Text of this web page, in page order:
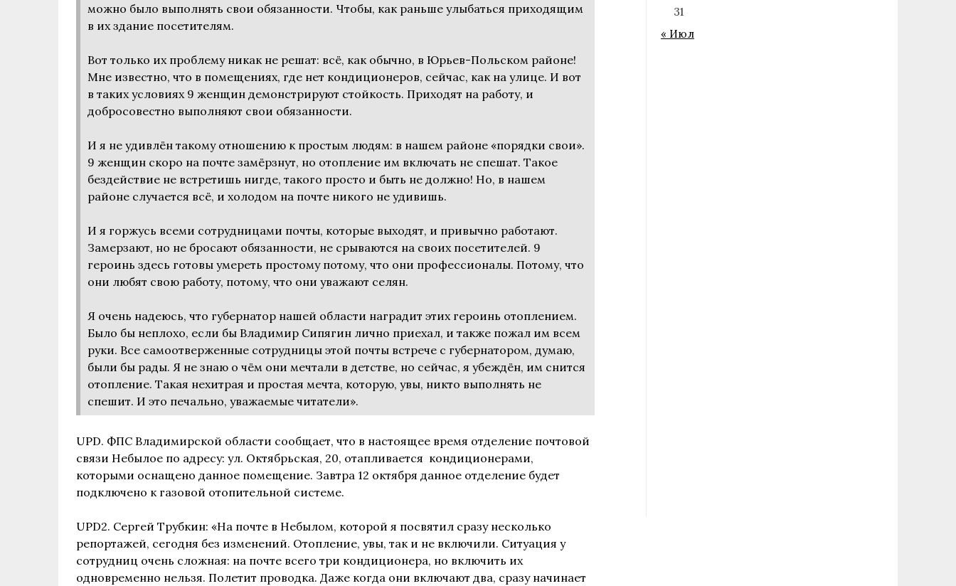
можно было выполнять свои обязанности. Чтобы, как раньше улыбаться приходящим
в их здание посетителям.
Вот только их проблему никак не решат: всё, как обычно, в Юрьев-Польском районе!
Мне известно, что в помещениях, где нет кондиционеров, сейчас, как на улице. И вот
в таких условиях 9 женщин демонстрируют стойкость. Приходят на работу, и
добросовестно выполняют свои обязанности.
И я не удивлён такому отношению к простым людям: в нашем районе «порядки свои».
9 женщин скоро на почте замёрзнут, но отопление им включать не спешат. Такое
бездействие не встретишь нигде, такого просто и быть не должно! Но, в нашем
районе случается всё, и холодом на почте никого не удивишь.
И я горжусь всеми сотрудницами почты, которые выходят, и привычно работают.
Замерзают, но не бросают обязанности, не срываются на своих посетителей. 9
героинь здесь готовы умереть простому потому, что они профессионалы. Потому, что
они любят свою работу, потому, что они уважают селян.
Я очень надеюсь, что губернатор нашей области наградит этих героинь отоплением.
Было бы неплохо, если бы Владимир Сипягин лично приехал, и также пожал им всем
руки. Все самоотверженные сотрудницы этой почты встрече с губернатором, думаю,
были бы рады. Я не знаю о чём они мечтали в детстве, но сейчас, я убеждён, им снится
отопление. Такая нехитрая и простая мечта, которую, увы, никто выполнять не
спешит. И это печально, уважаемые читатели».
UPD. ФПС Владимирской области сообщает, что в настоящее время отделение почтовой
связи Небылое по адресу: ул. Октябрьская, 20, отапливается кондиционерами,
которыми оснащено данное помещение. Завтра 12 октября данное отделение будет
подключено к газовой отопительной системе.
UPD2. Сергей Трубкин: «На почте в Небылом, которой я посвятил сразу несколько
репортажей, сегодня без изменений. Отопление, увы, так и не включили. Ситуация у
сотрудниц очень сложная: на почте всего три кондиционера, но включить их
одновременно нельзя. Полетит проводка. Даже когда они включают два, сразу начинает
31
« Июл